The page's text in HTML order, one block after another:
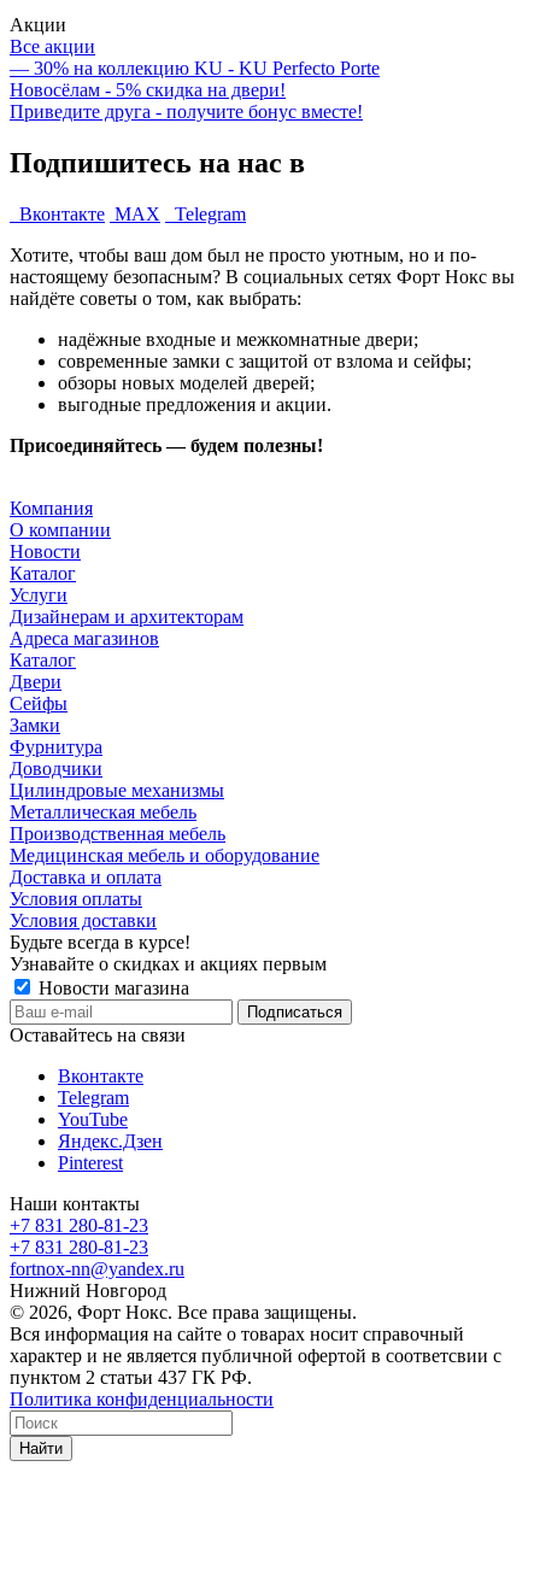
Акции
Все акции
— 30% на коллекцию KU - KU Perfecto Porte
Новосёлам - 5% скидка на двери!
Приведите друга - получите бонус вместе!
Подпишитесь на нас в
Вконтакте MAX
Telegram
Хотите, чтобы ваш дом был не просто уютным, но и по-
настоящему безопасным? В социальных сетях Форт Нокс вы
найдёте советы о том, как выбрать:
надёжные входные и межкомнатные двери;
современные замки с защитой от взлома и сейфы;
обзоры новых моделей дверей;
выгодные предложения и акции.
Присоединяйтесь — будем полезны!
Компания
О компании
Новости
Каталог
Услуги
Дизайнерам и архитекторам
Адреса магазинов
Каталог
Двери
Сейфы
Замки
Фурнитура
Доводчики
Цилиндровые механизмы
Металлическая мебель
Производственная мебель
Медицинская мебель и оборудование
Доставка и оплата
Условия оплаты
Условия доставки
Будьте всегда в курсе!
Узнавайте о скидках и акциях первым
Новости магазина
Оставайтесь на связи
Вконтакте
Telegram
YouTube
Яндекс.Дзен
Pinterest
Наши контакты
+7 831 280-81-23
+7 831 280-81-23
fortnox-nn@yandex.ru
Нижний Новгород
© 2026, Форт Нокс. Все права защищены.
Вся информация на сайте о товарах носит справочный
характер и не является публичной офертой в соответсвии с
пунктом 2 статьи 437 ГК РФ.
Политика конфиденциальности
Найти